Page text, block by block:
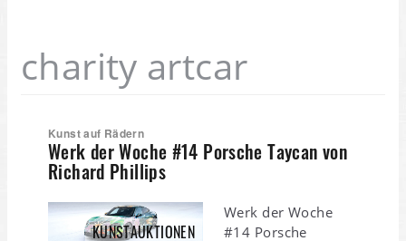
charity artcar
Kunst auf Rädern
Werk der Woche #14 Porsche Taycan von
Richard Phillips
KUNSTAUKTIONEN
Werk der Woche
#14 Porsche